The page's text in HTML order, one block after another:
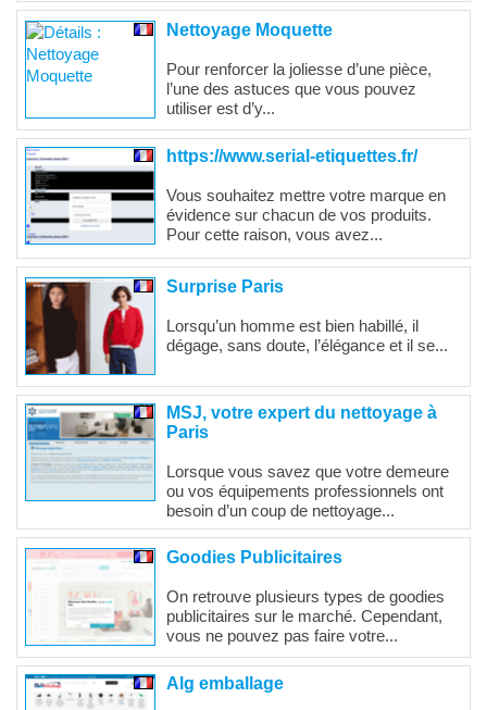
Nettoyage Moquette
Pour renforcer la joliesse d’une pièce,
l’une des astuces que vous pouvez
utiliser est d’y...
https://www.serial-etiquettes.fr/
Vous souhaitez mettre votre marque en
évidence sur chacun de vos produits.
Pour cette raison, vous avez...
Surprise Paris
Lorsqu’un homme est bien habillé, il
dégage, sans doute, l’élégance et il se...
MSJ, votre expert du nettoyage à
Paris
Lorsque vous savez que votre demeure
ou vos équipements professionnels ont
besoin d’un coup de nettoyage...
Goodies Publicitaires
On retrouve plusieurs types de goodies
publicitaires sur le marché. Cependant,
vous ne pouvez pas faire votre...
Alg emballage